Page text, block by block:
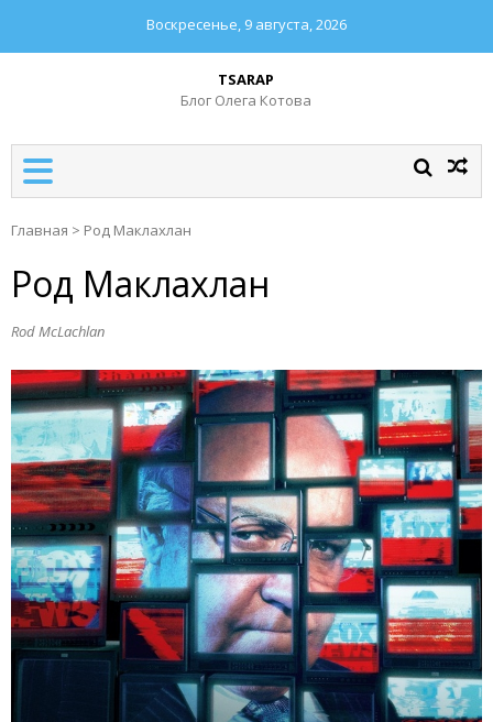
Воскресенье, 9 августа, 2026
TSARAP
Блог Олега Котова
Главная > Род Маклахлан
Род Маклахлан
Rod McLachlan